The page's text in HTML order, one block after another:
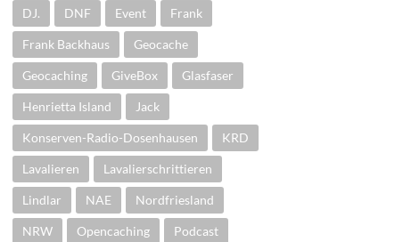
DJ. DNF Event Frank
Frank Backhaus Geocache
Geocaching GiveBox Glasfaser
Henrietta Island Jack
Konserven-Radio-Dosenhausen KRD
Lavalieren Lavalierschrittieren
Lindlar NAE Nordfriesland
NRW Opencaching Podcast